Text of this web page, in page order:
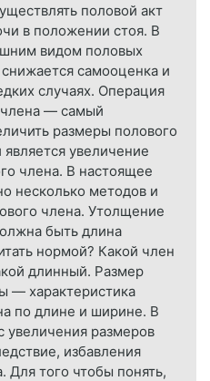
половой акт
в положении стоя. В
видом половых
самооценка и
случаях. Операция
— самый
размеры полового
увеличение
члена. В настоящее
несколько методов и
члена. Утолщение
быть длина
нормой? Какой член
длинный. Размер
— характеристика
по длине и ширине. В
увеличения размеров
избавления
Для того чтобы понять,